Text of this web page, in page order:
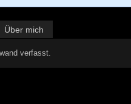
Über mich
verfasst.